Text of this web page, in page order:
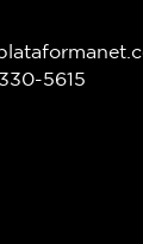
5615